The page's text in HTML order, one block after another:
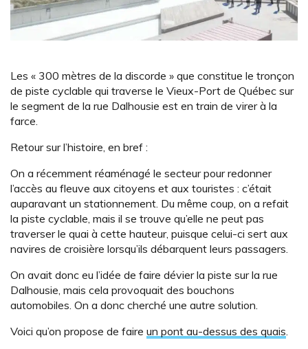
Les « 300 mètres de la discorde » que constitue le tronçon
de piste cyclable qui traverse le Vieux-Port de Québec sur
le segment de la rue Dalhousie est en train de virer à la
farce.
Retour sur l’histoire, en bref :
On a récemment réaménagé le secteur pour redonner
l’accès au fleuve aux citoyens et aux touristes : c’était
auparavant un stationnement. Du même coup, on a refait
la piste cyclable, mais il se trouve qu’elle ne peut pas
traverser le quai à cette hauteur, puisque celui-ci sert aux
navires de croisière lorsqu’ils débarquent leurs passagers.
On avait donc eu l’idée de faire dévier la piste sur la rue
Dalhousie, mais cela provoquait des bouchons
automobiles. On a donc cherché une autre solution.
Voici qu’on propose de faire un pont au-dessus des quais